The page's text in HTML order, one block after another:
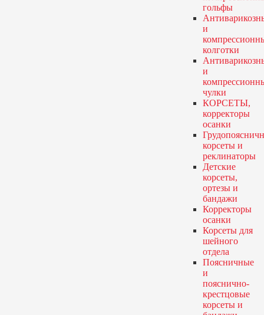
гольфы
и
колготки
и
чулки
КОРСЕТЫ,
корректоры
осанки
корсеты и
реклинаторы
Детские
корсеты,
ортезы и
бандажи
Корректоры
осанки
Корсеты для
шейного
отдела
Поясничные
и
пояснично-
крестцовые
корсеты и